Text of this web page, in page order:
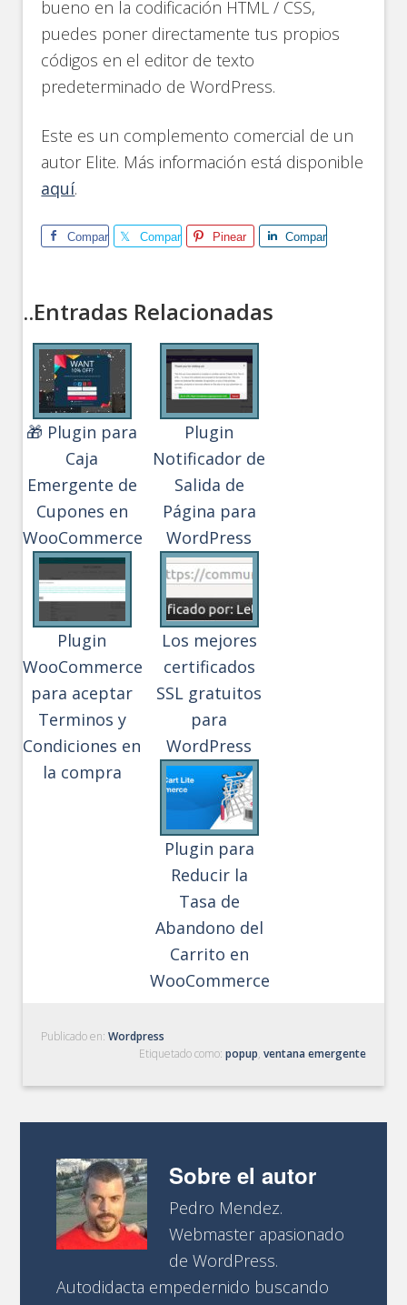
bueno en la codificación HTML / CSS,
puedes poner directamente tus propios
códigos en el editor de texto
predeterminado de WordPress.
Este es un complemento comercial de un
autor Elite. Más información está disponible
aquí.
Comparte Comparte Pinear Comparte
..Entradas Relacionadas
🎁 Plugin para
Caja
Emergente de
Cupones en
WooCommerce
Plugin
Notificador de
Salida de
Página para
WordPress
Plugin
WooCommerce
para aceptar
Terminos y
Condiciones en
la compra
Los mejores
certificados
SSL gratuitos
para
WordPress
Plugin para
Reducir la
Tasa de
Abandono del
Carrito en
WooCommerce
Publicado en:Wordpress
Etiquetado como: popup, ventana emergente
Sobre el autor
Pedro Mendez.
Webmaster apasionado
de WordPress.
Autodidacta empedernido buscando